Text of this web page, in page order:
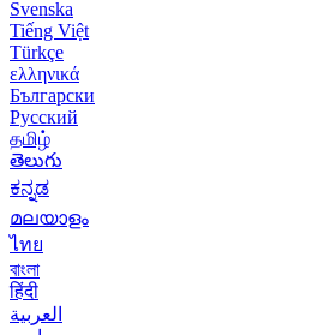
Svenska
Tiếng Việt
Türkçe
ελληνικά
Български
Русский
தமிழ்
తెలుగు
ಕನ್ನಡ
മലയാളം
ไทย
বাংলা
हिंदी
العربية